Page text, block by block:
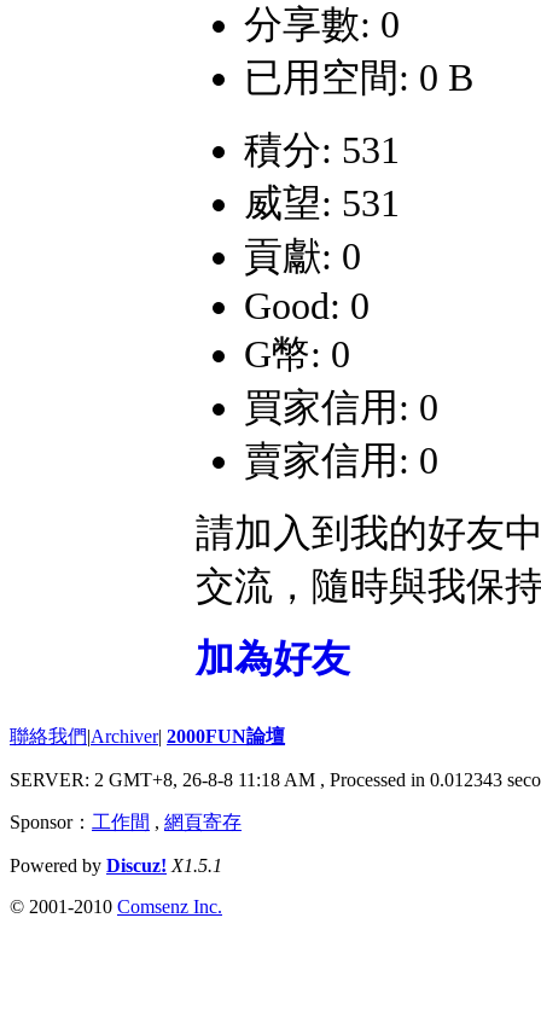
分享數: 0
已用空間: 0 B
積分: 531
威望: 531
貢獻: 0
Good: 0
G幣: 0
買家信用: 0
賣家信用: 0
請加入到我的好友
交流，隨時與我保
加為好友
聯絡我們|Archiver| 2000FUN論壇
SERVER: 2 GMT+8, 26-8-8 11:18 AM , Processed in 0.012343
Sponsor： 工作間 , 網頁寄存
Powered by Discuz! X1.5.1
© 2001-2010 Comsenz Inc.